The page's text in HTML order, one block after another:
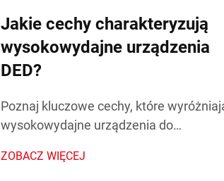
Jakie cechy charakteryzują
wysokowydajne urządzenia
DED?
Poznaj kluczowe cechy, które
wysokowydajne urządzenia do
(DED) w zastosowaniach
ZOBACZ WIĘCEJ